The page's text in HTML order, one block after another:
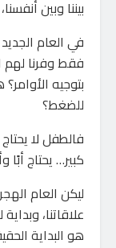
بيننا وبين
في العام
فقط وفرنا لهم
بتوجيه
للضغط؟
فالطفل لا
كبير… يحتاج
ليكن العام
علاقاتنا،
هو البداية